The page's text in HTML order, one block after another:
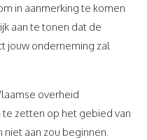
in aanmerking te komen
aan te tonen dat de
jouw onderneming zal
overheid
zetten op het gebied van
niet aan zou beginnen.